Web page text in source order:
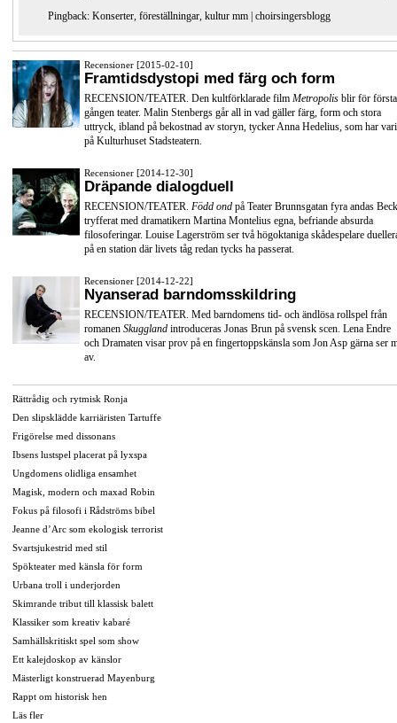
Pingback: Konserter, föreställningar, kultur mm | choirsingersblogg
Recensioner [2015-02-10]
Framtidsdystopi med färg och form
RECENSION/TEATER. Den kultförklarade film Metropolis blir för första
gången teater. Malin Stenbergs går all in vad gäller färg, form och stora
uttryck, ibland på bekostnad av storyn, tycker Anna Hedelius, som har
på Kulturhuset Stadsteatern.
Recensioner [2014-12-30]
Dräpande dialogduell
RECENSION/TEATER. Född ond på Teater Brunnsgatan fyra andas
tryfferat med dramatikern Martina Montelius egna, befriande absurda
filosoferingar. Louise Lagerström ser två högoktaniga skådespelare
på en station där livets tåg redan tycks ha passerat.
Recensioner [2014-12-22]
Nyanserad barndomsskildring
RECENSION/TEATER. Med barndomens tid- och ändlösa rollspel från
romanen Skuggland introduceras Jonas Brun på svensk scen. Lena Endre
och Dramaten visar prov på en fingertoppskänsla som Jon Asp gärna ser
av.
Rättrådig och rytmisk Ronja
Den slipsklädde karriäristen Tartuffe
Frigörelse med dissonans
Ibsens lustspel placerat på lyxspa
Ungdomens olidliga ensamhet
Magisk, modern och maxad Robin
Fokus på filosofi i Rådströms bibel
Jeanne d’Arc som ekologisk terrorist
Svartsjukestrid med stil
Spökteater med känsla för form
Urbana troll i underjorden
Skimrande tribut till klassisk balett
Klassiker som kreativ kabaré
Samhällskritiskt spel som show
Ett kalejdoskop av känslor
Mästerligt konstruerad Mayenburg
Rappt om historisk hen
Läs fler